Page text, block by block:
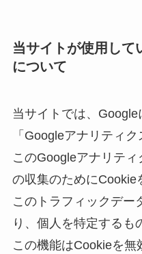
当サイトが使用して
について
当サイトでは、
「Googleアナリティ
このGoogleアナリテ
の収集のためにCookie
このトラフィックデー
り、個人を特定するも
この機能はCookieを